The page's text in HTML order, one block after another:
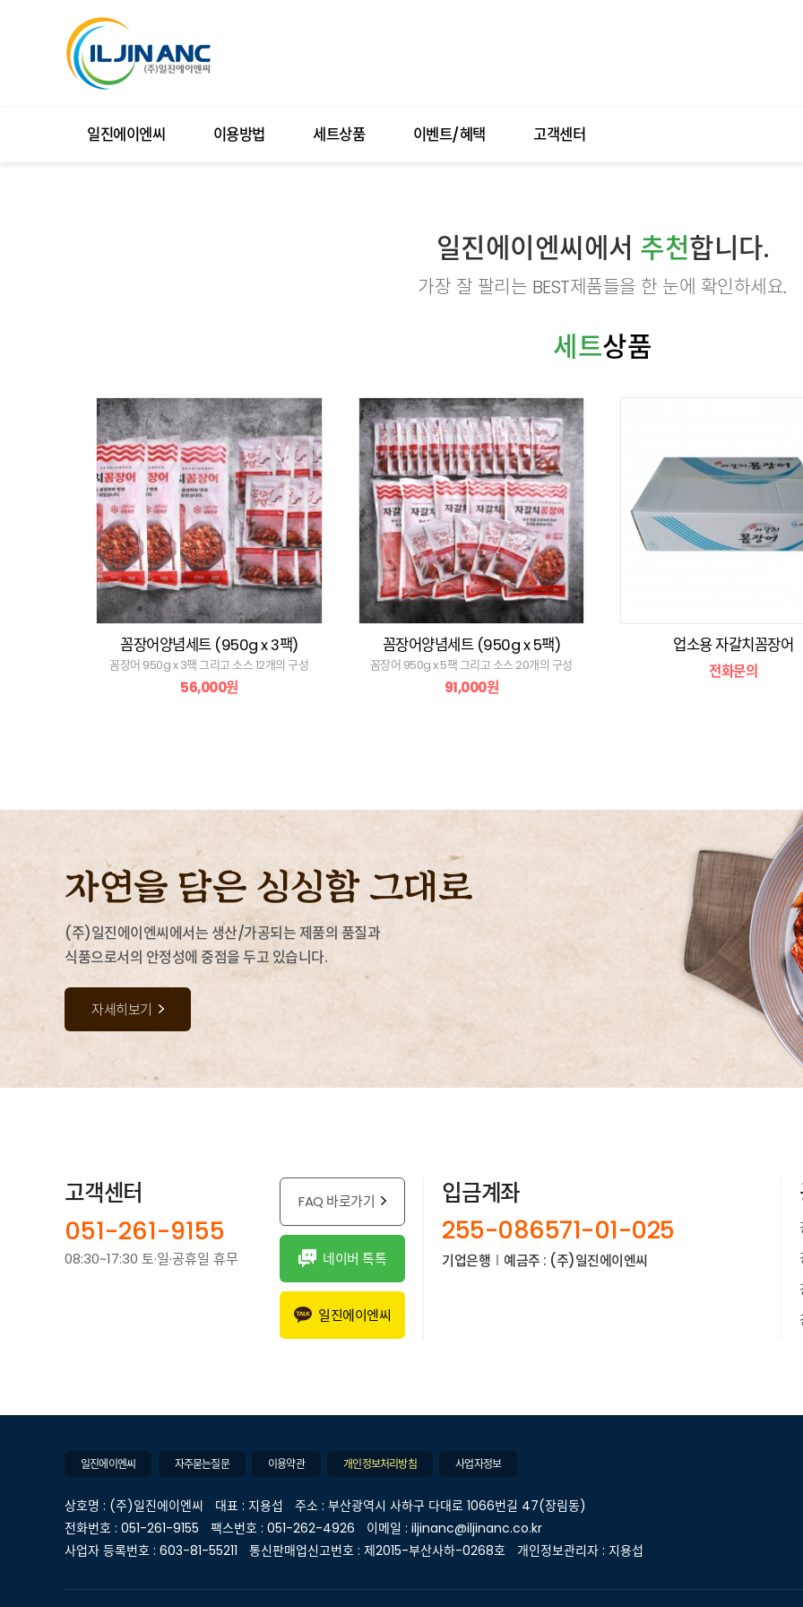
일진에이엔씨 이용방법 세트상품 이벤트/혜택 고객센터
일진에이엔씨에서 추천합니다.
가장 잘 팔리는 BEST제품들을 한 눈에 확인하세요.
세트상품
꼼장어양념세트 (950g x 3팩)
꼼장어 950g x 3팩 그리고 소스 12개의 구성
56,000원
꼼장어양념세트 (950g x 5팩)
꼼장어 950g x 5팩 그리고 소스 20개의 구성
91,000원
업소용 자갈치꼼장어
전화문의
자연을 담은 싱싱함 그대로
(주)일진에이엔씨에서는 생산/가공되는 제품의 품질과
식품으로서의 안정성에 중점을 두고 있습니다.
자세히보기
고객센터
051-261-9155
08:30~17:30 토·일·공휴일 휴무
FAQ 바로가기
네이버 톡톡
일진에이엔씨
입금계좌
255-086571-01-025
기업은행 예금주 : (주)일진에이엔씨
일진에이엔씨 자주묻는질문 이용약관 개인정보처리방침 사업자정보
상호명 : (주)일진에이엔씨 대표 : 지용섭
주소 : 부산광역시 사하구 다대로 1066번길 47(장림동)
전화번호 : 051-261-9155
팩스번호 : 051-262-4926
이메일 : iljinanc@iljinanc.co.kr
사업자 등록번호 : 603-81-55211
통신판매업신고번호 : 제2015-부산사하-0268호 개인정보관리자 : 지용섭